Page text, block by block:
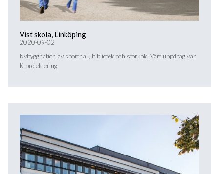
Vist skola, Linköping
2020-09-02
Nybyggnation av sporthall, bibliotek och storkök. Vårt uppdrag var
K-projektering